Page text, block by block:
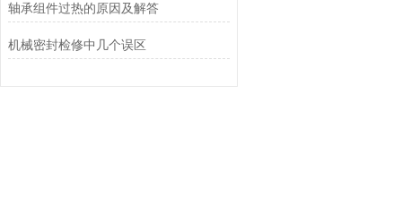
轴承组件过热的原因及解答
机械密封检修中几个误区